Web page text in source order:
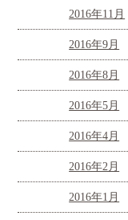
2016年11月
2016年9月
2016年8月
2016年5月
2016年4月
2016年2月
2016年1月